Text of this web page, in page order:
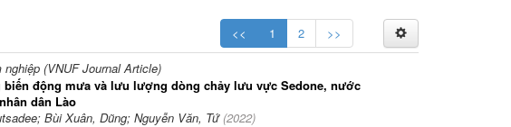
<< 1 2 >>
(VNUF Journal Article)
động mưa và lưu lượng dòng chảy lưu vực Sedone, nước
dân Lào
Bùi Xuân, Dũng; Nguyễn Văn, Tứ(2022)